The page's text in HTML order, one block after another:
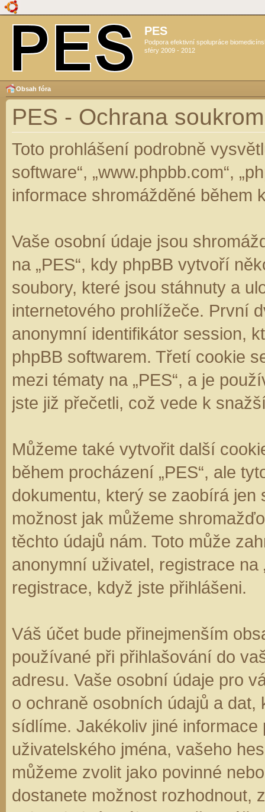
PES
Podpora efektivní spolupráce
sféry 2009 - 2012
Obsah fóra
PES - Ochrana
Toto prohlášení podrobně
software“, „www.phpbb.com“,
informace shromážděné během
Vaše osobní údaje jsou
na „PES“, kdy phpBB vytvoří
soubory, které jsou stáhnuty a
internetového prohlížeče. První
anonymní identifikátor session,
phpBB softwarem. Třetí cookie
mezi tématy na „PES“, a je
jste již přečetli, což vede k
Můžeme také vytvořit další
během procházení „PES“, ale
dokumentu, který se zaobírá jen
možnost jak můžeme
těchto údajů nám. Toto může
anonymní uživatel, registrace
registrace, když jste přihlášeni.
Váš účet bude přinejmenším
používané při přihlašování do
adresu. Vaše osobní údaje pro
o ochraně osobních údajů a
sídlíme. Jakékoliv jiné informace
uživatelského jména, vašeho
můžeme zvolit jako povinné
dostanete možnost rozhodnout,